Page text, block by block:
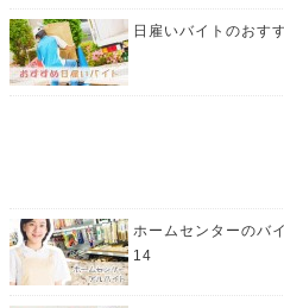
日雇いバイトのおす
ホームセンターのバ
14